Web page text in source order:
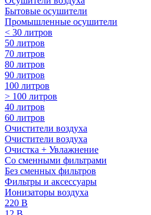
Бытовые осушители
Промышленные осушители
< 30 литров
50 литров
70 литров
80 литров
90 литров
100 литров
> 100 литров
40 литров
60 литров
Очистители воздуха
Очистители воздуха
Очистка + Увлажнение
Cо сменными фильтрами
Без сменных фильтров
Фильтры и аксессуары
Ионизаторы воздуха
220 В